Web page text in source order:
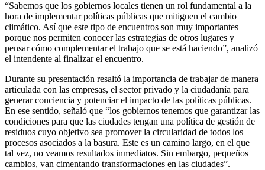
“Sabemos que los gobiernos locales tienen un rol fundamental a la
hora de implementar políticas públicas que mitiguen el cambio
climático. Así que este tipo de encuentros son muy importantes
porque nos permiten conocer las estrategias de otros lugares y
pensar cómo complementar el trabajo que se está haciendo”, analizó
el intendente al finalizar el encuentro.
Durante su presentación resaltó la importancia de trabajar de manera
articulada con las empresas, el sector privado y la ciudadanía para
generar conciencia y potenciar el impacto de las políticas públicas.
En ese sentido, señaló que “los gobiernos tenemos que garantizar las
condiciones para que las ciudades tengan una política de gestión de
residuos cuyo objetivo sea promover la circularidad de todos los
procesos asociados a la basura. Este es un camino largo, en el que
tal vez, no veamos resultados inmediatos. Sin embargo, pequeños
cambios, van cimentando transformaciones en las ciudades”.